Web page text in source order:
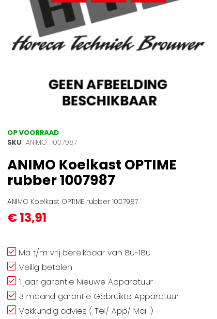
Ga
naar
begin
van
de
gallerij
OP VOORRAAD
SKU ANIMO_1007987
ANIMO Koelkast OPTIME
rubber 1007987
ANIMO Koelkast OPTIME rubber 1007987
€ 13,91
Ma t/m vrij bereikbaar van 8u-18u
Veilig betalen
1 jaar garantie Nieuwe Apparatuur
3 maand garantie Gebruikte Apparatuur
Vakkundig advies ( Tel/ App/ Mail )